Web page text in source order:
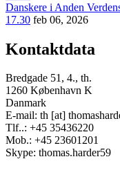
Danskere i Anden
17.30 feb 06, 2026
Kontaktdata
Bredgade 51, 4., th.
1260 København K
Danmark
E-mail: th [at]
Tlf..: +45 35436220
Mob.: +45 23601201
Skype: thomas.harder59